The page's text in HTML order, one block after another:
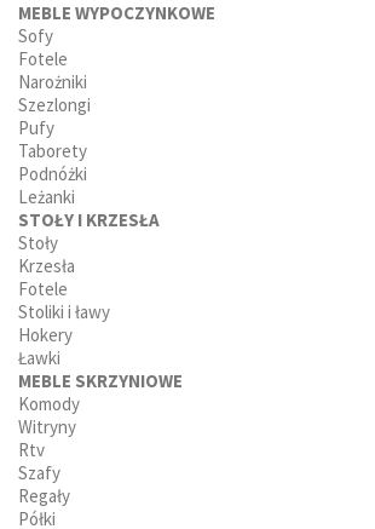
MEBLE WYPOCZYNKOWE
Sofy
Fotele
Narożniki
Szezlongi
Pufy
Taborety
Podnóżki
Leżanki
STOŁY I KRZESŁA
Stoły
Krzesła
Fotele
Stoliki i ławy
Hokery
Ławki
MEBLE SKRZYNIOWE
Komody
Witryny
Rtv
Szafy
Regały
Półki